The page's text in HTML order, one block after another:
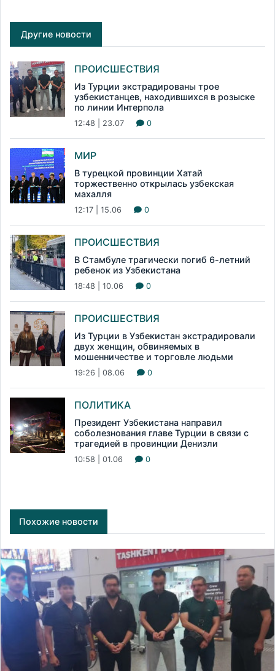
Другие новости
ПРОИСШЕСТВИЯ
Из Турции экстрадированы трое
узбекистанцев, находившихся в розыске
по линии Интерпола
12:48 | 23.07 0
МИР
В турецкой провинции Хатай
торжественно открылась узбекская
махалля
12:17 | 15.06 0
ПРОИСШЕСТВИЯ
В Стамбуле трагически погиб 6-летний
ребенок из Узбекистана
18:48 | 10.06 0
ПРОИСШЕСТВИЯ
Из Турции в Узбекистан экстрадировали
двух женщин, обвиняемых в
мошенничестве и торговле людьми
19:26 | 08.06 0
ПОЛИТИКА
Президент Узбекистана направил
соболезнования главе Турции в связи с
трагедией в провинции Денизли
10:58 | 01.06 0
Похожие новости